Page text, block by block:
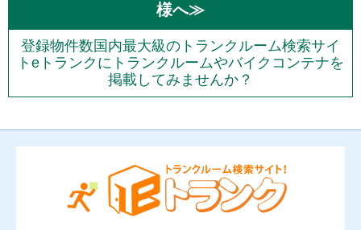
様へ≫
登録物件数国内最大級のトランクルーム検索サイ
トeトランクにトランクルームやバイクコンテナを
掲載してみませんか？